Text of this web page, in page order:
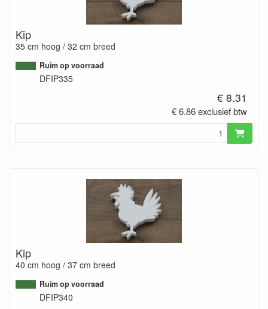
Kip
35 cm hoog / 32 cm breed
Ruim op voorraad
DFIP335
€ 8.31
€ 6.86 exclusief btw
Kip
40 cm hoog / 37 cm breed
Ruim op voorraad
DFIP340